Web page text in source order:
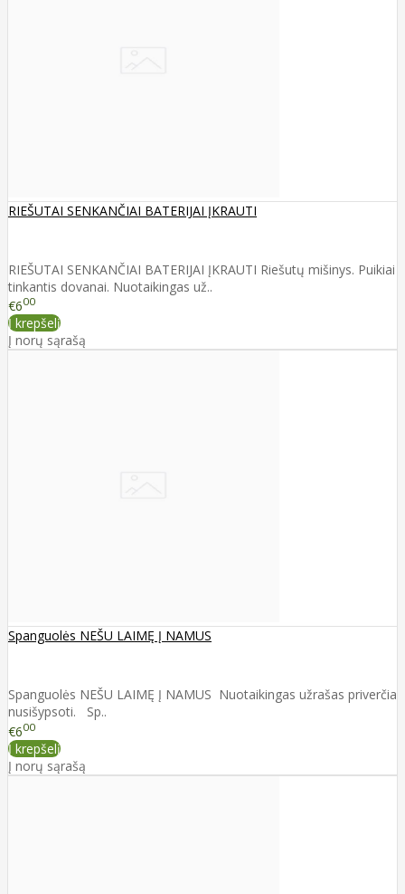
RIEŠUTAI SENKANČIAI BATERIJAI ĮKRAUTI
RIEŠUTAI SENKANČIAI BATERIJAI ĮKRAUTI Riešutų mišinys. Puikiai
tinkantis dovanai. Nuotaikingas už..
€600
Į krepšelį
Į norų sąrašą
Spanguolės NEŠU LAIMĘ Į NAMUS
Spanguolės NEŠU LAIMĘ Į NAMUS Nuotaikingas užrašas priverčia
nusišypsoti. Sp..
€600
Į krepšelį
Į norų sąrašą